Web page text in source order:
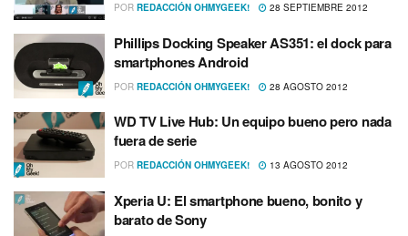
POR REDACCIÓN OHMYGEEK! 28 SEPTIEMBRE 2012
Phillips Docking Speaker AS351: el dock para
smartphones Android
POR REDACCIÓN OHMYGEEK! 28 AGOSTO 2012
WD TV Live Hub: Un equipo bueno pero nada
fuera de serie
POR REDACCIÓN OHMYGEEK! 13 AGOSTO 2012
Xperia U: El smartphone bueno, bonito y
barato de Sony